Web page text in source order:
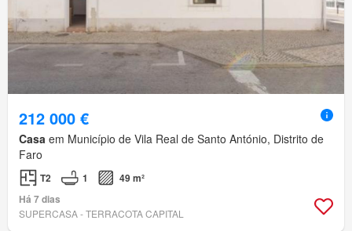
212 000 €
Casa em Município de Vila Real de Santo António, Distrito de
Faro
T2 1
49 m²
Há 7 dias
SUPERCASA - TERRACOTA CAPITAL